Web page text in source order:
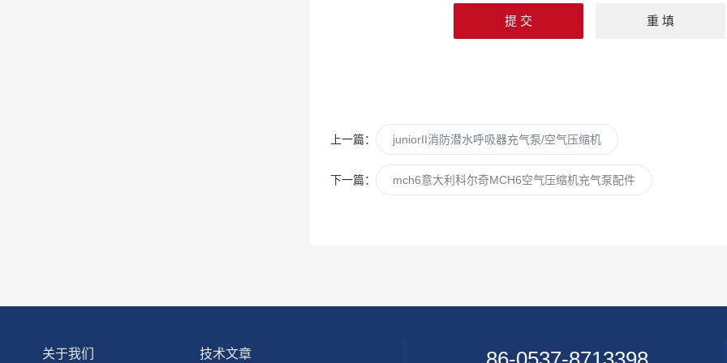
上一篇： juniorII消防潜水呼吸器充气泵/空气压缩机
下一篇： mch6意大利科尔奇MCH6空气压缩机充气泵配件
关于我们 技术文章